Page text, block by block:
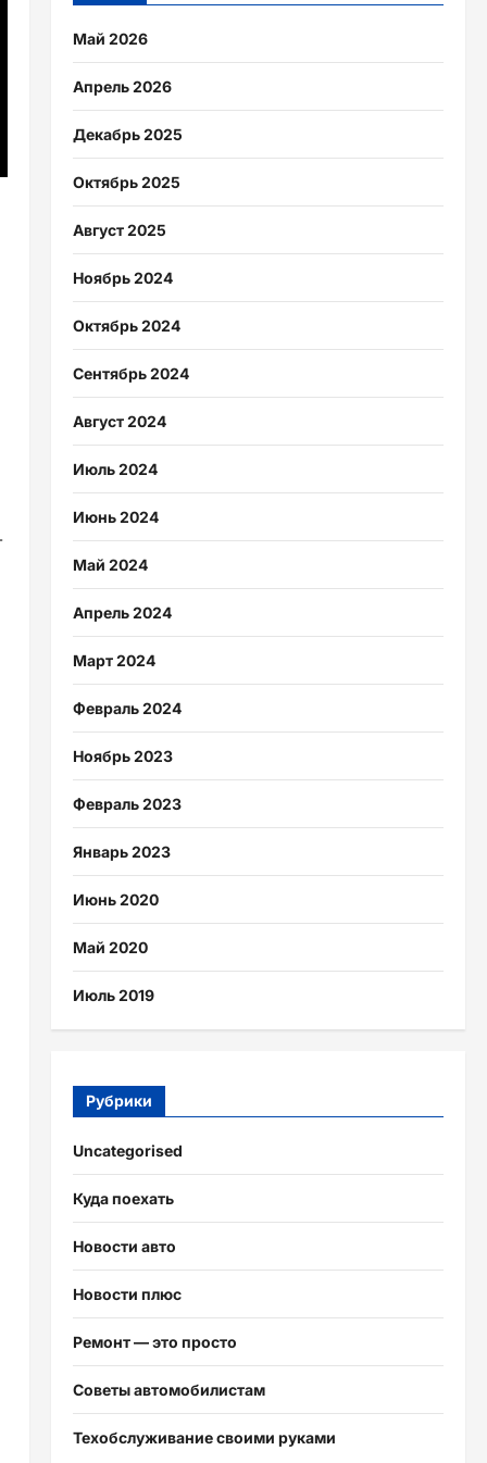
Май 2026
Апрель 2026
Декабрь 2025
Октябрь 2025
Август 2025
Ноябрь 2024
Октябрь 2024
Сентябрь 2024
Август 2024
Июль 2024
Июнь 2024
Май 2024
Апрель 2024
Март 2024
Февраль 2024
Ноябрь 2023
Февраль 2023
Январь 2023
Июнь 2020
Май 2020
Июль 2019
Рубрики
Uncategorised
Куда поехать
Новости авто
Новости плюс
Ремонт — это просто
Советы автомобилистам
Техобслуживание своими руками